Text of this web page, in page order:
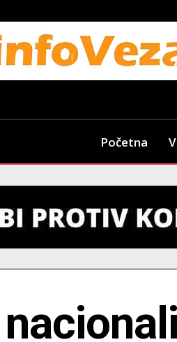
Početna